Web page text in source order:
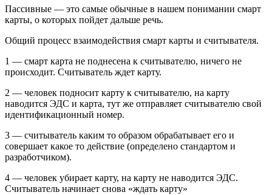
Пассивные — это самые обычные в нашем понимании смарт
карты, о которых пойдет дальше речь.
Общий процесс взаимодействия смарт карты и считывателя.
1 — смарт карта не поднесена к считывателю, ничего не
происходит. Считыватель ждет карту.
2 — человек подносит карту к считывателю, на карту
наводится ЭДС и карта, тут же отправляет считывателю свой
идентификационный номер.
3 — считыватель каким то образом обрабатывает его и
совершает какое то действие (определено стандартом и
разработчиком).
4 — человек убирает карту, на карту не наводится ЭДС.
Считыватель начинает снова «ждать карту»